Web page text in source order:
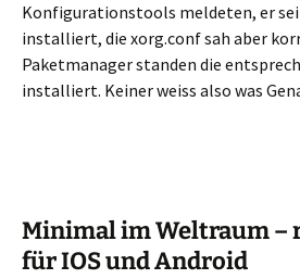
Konfigurationstools meldeten, er
installiert, die xorg.conf sah aber
Paketmanager standen die
installiert. Keiner weiss also was
Minimal im Weltraum –
für IOS und Android